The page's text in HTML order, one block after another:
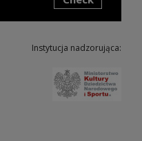
Instytucja nadzorująca: